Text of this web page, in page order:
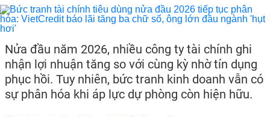
Nửa đầu năm 2026, nhiều công ty tài chính ghi
nhận lợi nhuận tăng so với cùng kỳ nhờ tín dụng
phục hồi. Tuy nhiên, bức tranh kinh doanh vẫn có
sự phân hóa khi áp lực dự phòng còn hiện hữu.